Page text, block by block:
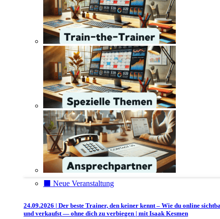
⬛️ Neue Veranstaltung
24.09.2026 | Der beste Trainer, den keiner kennt – Wie du online
und verkaufst — ohne dich zu verbiegen | mit Isaak Kesmen